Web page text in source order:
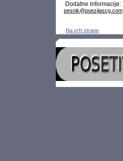
Dodatne informacije:
pesnik@poezijascg.com
Na vrh strane